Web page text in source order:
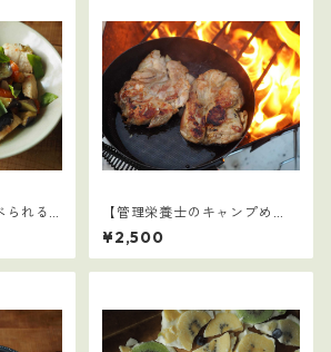
られる
【管理栄養士のキャンプめ
し】1
¥2,500